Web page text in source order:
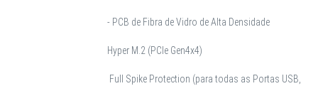
- PCB de Fibra de Vidro de Alta Densidade
Hyper M.2 (PCIe Gen4x4)
Full Spike Protection (para todas as Portas USB,